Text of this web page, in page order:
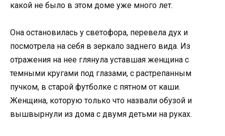
какой не было в этом доме уже много лет.
Она остановилась у светофора, перевела дух и
посмотрела на себя в зеркало заднего вида. Из
отражения на нее глянула уставшая женщина с
темными кругами под глазами, с растрепанным
пучком, в старой футболке с пятном от каши.
Женщина, которую только что назвали обузой и
вышвырнули из дома с двумя детьми на руках.